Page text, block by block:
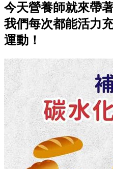
今天營養師就來帶
我們每次都能活力
運動！